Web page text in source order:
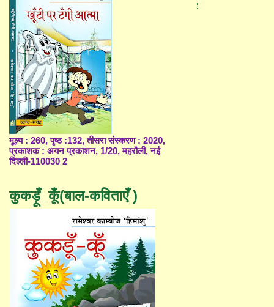
मूल्य : 260, पृष्ठ :132, तीसरा संस्करण : 2020,
प्रकाशक : अयन प्रकाशन, 1/20, महरौली, नई
दिल्ली-110030 2
कुकड़ूँ_कूँ(बाल-कविताएँ )